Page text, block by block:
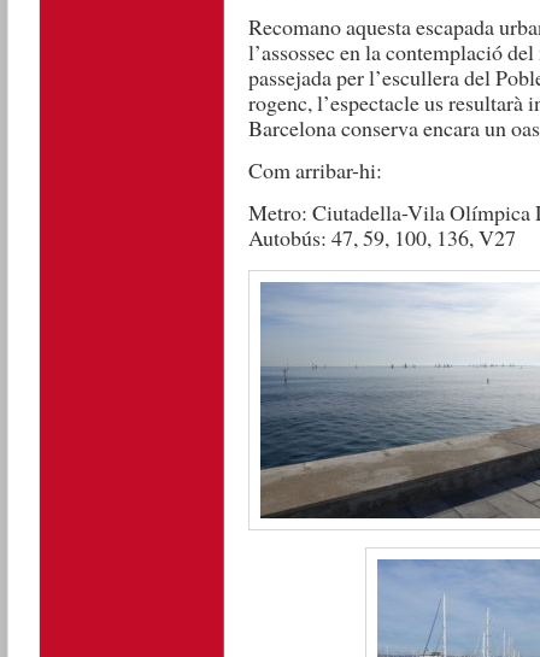
Recomano aquesta escapada
l’assossec en la contemplació
passejada per l’escullera del
rogenc, l’espectacle us
Barcelona conserva encara un
Com arribar-hi:
Metro: Ciutadella-Vila Olímpica
Autobús: 47, 59, 100, 136, V27